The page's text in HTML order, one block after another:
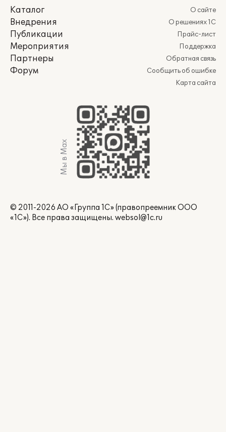
Каталог
Внедрения
Публикации
Мероприятия
Партнеры
Форум
О сайте
О решениях 1С
Прайс-лист
Поддержка
Обратная связь
Сообщить об ошибке
Карта сайта
Мы в Max
© 2011-2026 АО «Группа 1С» (правопреемник ООО
«1С»). Все права защищены. websol@1c.ru